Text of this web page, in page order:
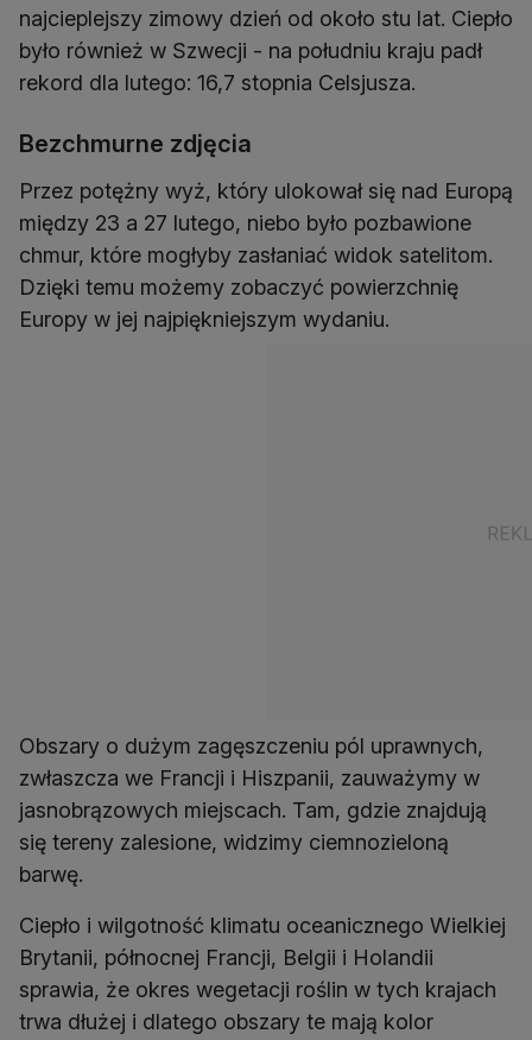
najcieplejszy zimowy dzień od około stu lat. Ciepło
było również w Szwecji - na południu kraju padł
rekord dla lutego: 16,7 stopnia Celsjusza.
Bezchmurne zdjęcia
Przez potężny wyż, który ulokował się nad Europą
między 23 a 27 lutego, niebo było pozbawione
chmur, które mogłyby zasłaniać widok satelitom.
Dzięki temu możemy zobaczyć powierzchnię
Europy w jej najpiękniejszym wydaniu.
Obszary o dużym zagęszczeniu pól uprawnych,
zwłaszcza we Francji i Hiszpanii, zauważymy w
jasnobrązowych miejscach. Tam, gdzie znajdują
się tereny zalesione, widzimy ciemnozieloną
barwę.
Ciepło i wilgotność klimatu oceanicznego Wielkiej
Brytanii, północnej Francji, Belgii i Holandii
sprawia, że okres wegetacji roślin w tych krajach
trwa dłużej i dlatego obszary te mają kolor